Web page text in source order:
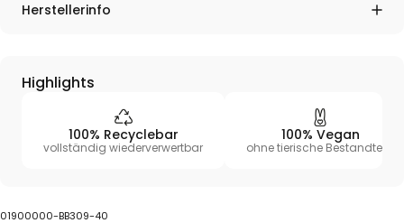
Herstellerinfo
Highlights
100% Recyclebar
vollständig wiederverwertbar
100% Vegan
ohne tierische Bestandteile
01900000-BB309-40